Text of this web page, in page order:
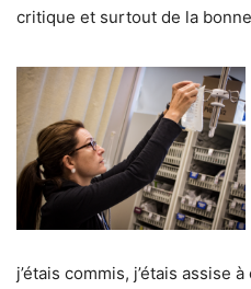
critique et surtout de la
j’étais commis, j’étais assise